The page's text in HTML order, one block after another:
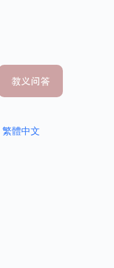
繁體中文